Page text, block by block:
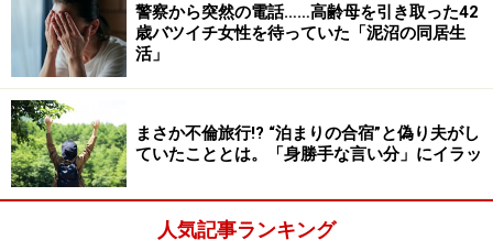
警察から突然の電話……高齢母を引き取った42
歳バツイチ女性を待っていた「泥沼の同居生
活」
まさか不倫旅行!? “泊まりの合宿”と偽り夫がし
ていたこととは。「身勝手な言い分」にイラッ
人気記事ランキング